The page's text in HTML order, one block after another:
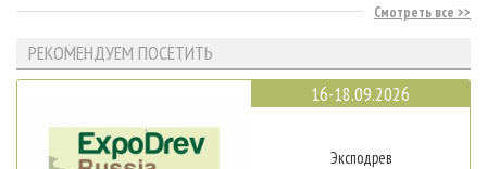
Смотреть все
РЕКОМЕНДУЕМ ПОСЕТИТЬ
16-18.09.2026
Эксподрев